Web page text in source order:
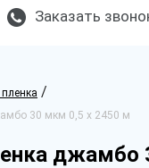
Заказать
/
30 мкм 0,5 х 2450 м
джамбо